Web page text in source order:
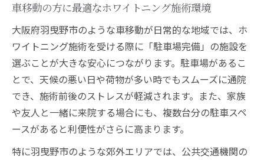
車移動の方に最適なホワイトニング施術環境
大阪府羽曳野市のような車移動が日常的な地域では、ホ
ワイトニング施術を受ける際に「駐車場完備」の施設を
選ぶことが大きな安心につながります。駐車場があるこ
とで、天候の悪い日や荷物が多い時でもスムーズに通院
でき、施術前後のストレスが軽減されます。また、家族
や友人と一緒に来院する場合にも、複数台分の駐車スペ
ースがあると利便性がさらに高まります。
特に羽曳野市のような郊外エリアでは、公共交通機関の